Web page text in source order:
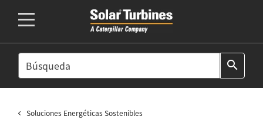
SEARCH search
Soluciones Energéticas Sostenibles